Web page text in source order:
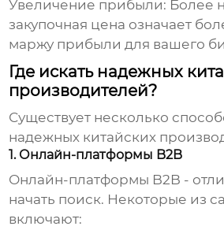
Увеличение прибыли: Более
закупочная цена означает
маржу прибыли для вашего
Где искать надежных
производителей?
Существует несколько
надежных китайских
1. Онлайн-платформы B2B
Онлайн-платформы B2B -
начать поиск. Некоторые из
включают: